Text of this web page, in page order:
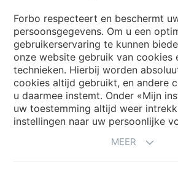
Website
Kies uw land
My Forbo
NIEUWSBRIEF
Forbo respecteert en beschermt
persoonsgegevens. Om u een
gebruikerservaring te kunnen
onze website gebruik van cookies
technieken. Hierbij worden
cookies altijd gebruikt, en andere
u daarmee instemt. Onder «Mijn
uw toestemming altijd weer
instellingen naar uw persoonlijke
MEER